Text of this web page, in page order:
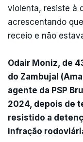
violenta, resiste à
acrescentando
receio e não
Odair Moniz, de
do Zambujal
agente da PSP
2024, depois de
resistido a
infração